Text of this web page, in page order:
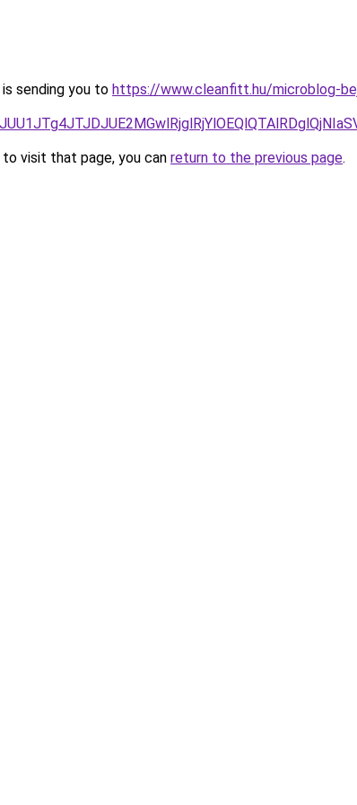
sending you to https://www.cleanfitt.hu/microblog-
visit that page, you can return to the previous page.